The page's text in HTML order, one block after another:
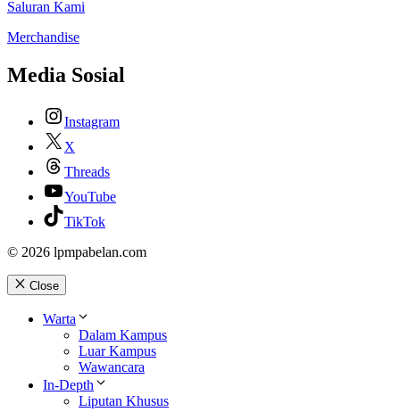
Saluran Kami
Merchandise
Media Sosial
Instagram
X
Threads
YouTube
TikTok
© 2026 lpmpabelan.com
Close
Warta
Dalam Kampus
Luar Kampus
Wawancara
In-Depth
Liputan Khusus